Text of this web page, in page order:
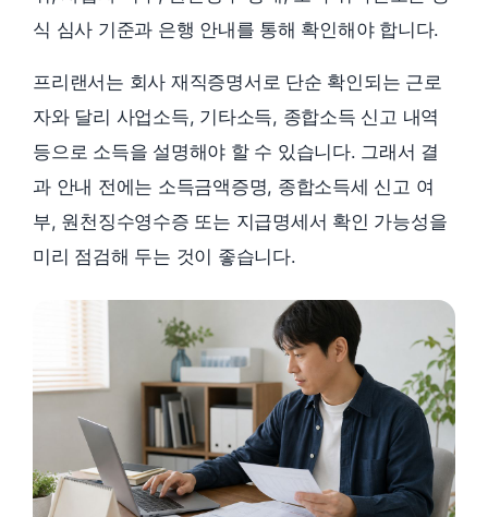
식 심사 기준과 은행 안내를 통해 확인해야 합니다.
프리랜서는 회사 재직증명서로 단순 확인되는 근로
자와 달리 사업소득, 기타소득, 종합소득 신고 내역
등으로 소득을 설명해야 할 수 있습니다. 그래서 결
과 안내 전에는 소득금액증명, 종합소득세 신고 여
부, 원천징수영수증 또는 지급명세서 확인 가능성을
미리 점검해 두는 것이 좋습니다.